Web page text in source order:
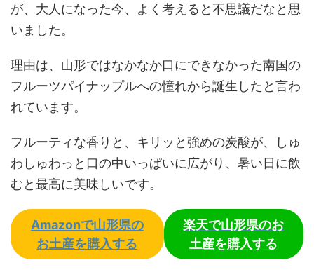
が、大人になった今、よく考えると不思議だなと思
いました。
理由は、山形ではなかなか口にできなかった南国の
フルーツパイナップルへの憧れから誕生したと言わ
れています。
フルーティな香りと、キリッと強めの炭酸が、しゅ
わしゅわっと口の中いっぱいに広がり、暑い日に飲
むと最高に美味しいです。
Amazonで山形県の
お土産を購入する
楽天で山形県のお
土産を購入する